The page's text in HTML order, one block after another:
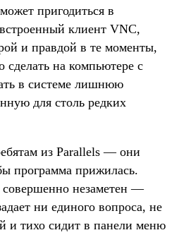
пригодиться в
клиент VNC,
и правдой в те моменты,
сделать на компьютере с
в системе лишнюю
для столь редких
из Parallels — они
программа прижилась.
незаметен —
ни единого вопроса, не
и тихо сидит в панели меню